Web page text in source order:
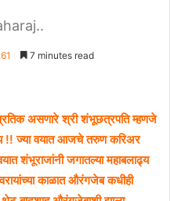
7 minutes read
असणारे श्री शंभूछत्रपति म्हणजे
!! ज्या वयात आजचे तरुण करिअर
शंभूराजांनी जगातल्या महाबलाढ्य
काळात औरंगजेब कधीही